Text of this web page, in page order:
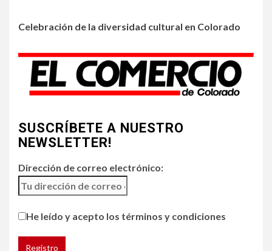
• HOGAR Y SALUD LOCAL NOTICIAS
aire amenazan Colorado
Chipotle retira chiles
jalapeños de varios
5
HOGAR Y SALUD
Generación Z ignora riesgo
de cáncer al broncearse
Celebración de la diversidad cultural en Colorado
SUSCRÍBETE A NUESTRO
NEWSLETTER!
Dirección de correo electrónico:
He leído y acepto los términos y condiciones